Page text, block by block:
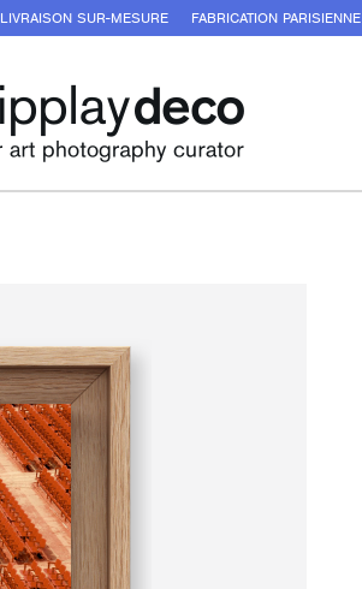
LIVRAISON SUR-MESURE FABRICATION PARISIENNE